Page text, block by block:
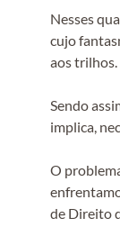
Nesses
cujo
aos trilhos.
Sendo
implica,
O
de Direito